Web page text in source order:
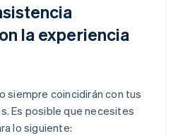
la experiencia
siempre coincidirán con tus
Es posible que necesites
lo siguiente: